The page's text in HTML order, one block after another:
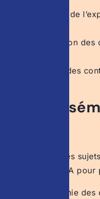
Évaluation de
Identification
Repérage des
Analyse
Identification des
utilisés par les IA
Cartographie